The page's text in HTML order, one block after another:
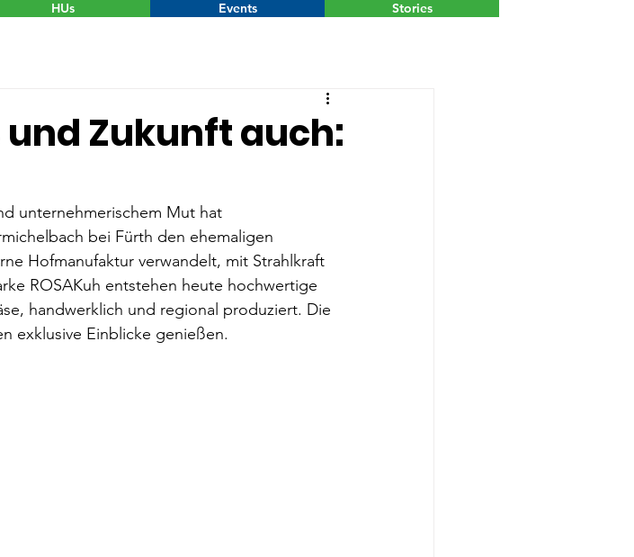
HUs Events Stories
Zukunft auch:
unternehmerischem Mut hat
bei Fürth den ehemaligen
Hofmanufaktur verwandelt, mit Strahlkraft
ROSAKuh entstehen heute hochwertige
handwerklich und regional produziert. Die
exklusive Einblicke genießen.